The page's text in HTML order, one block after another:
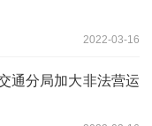
2022-03-16
通分局加大非法营运